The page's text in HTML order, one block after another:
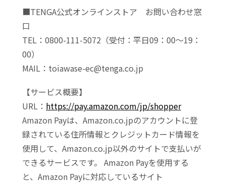
■TENGA公式オンラインストア お問い合わせ窓
口
TEL：0800-111-5072（受付：平日09：00～19：
00）
MAIL：toiawase-ec@tenga.co.jp
【サービス概要】
URL： https://pay.amazon.com/jp/shopper
Amazon Payは、Amazon.co.jpのアカウントに登
録されている住所情報とクレジットカード情報を
使用して、Amazon.co.jp以外のサイトで支払いが
できるサービスです。 Amazon Payを使用する
と、Amazon Payに対応しているサイト